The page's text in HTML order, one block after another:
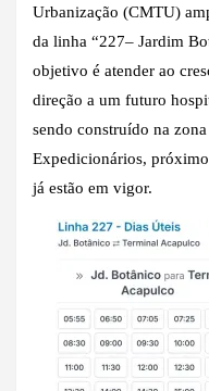
Urbanização (CMTU)
da linha “227– Jardim
objetivo é atender ao
direção a um futuro
sendo construído na
Expedicionários,
já estão em vigor.